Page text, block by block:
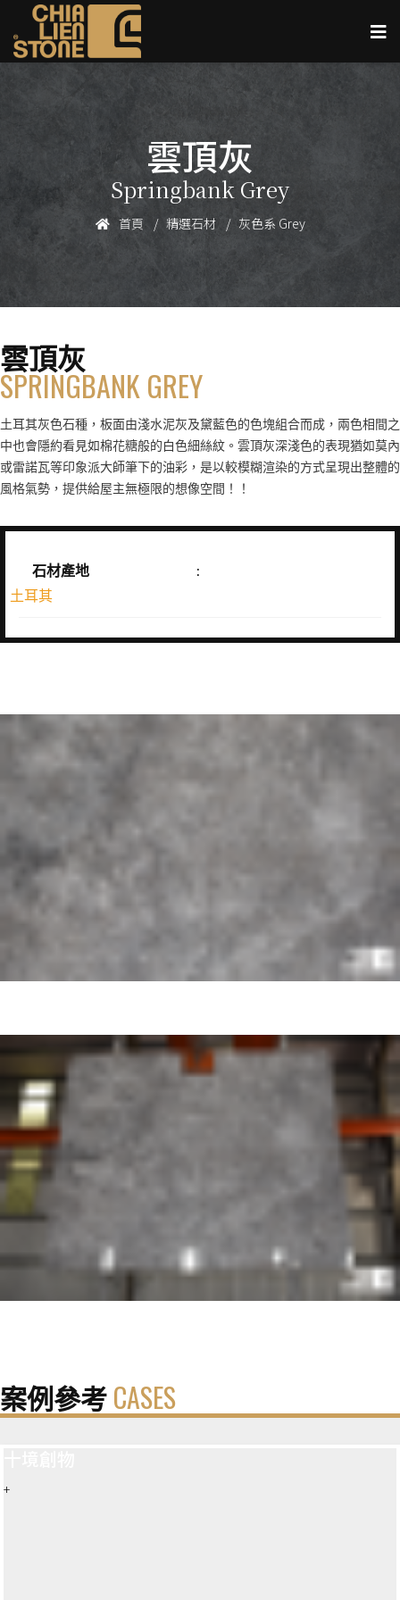
雲頂灰
Springbank Grey
首頁 精選石材 灰色系 Grey
雲頂灰
SPRINGBANK GREY
土耳其灰色石種，板面由淺水泥灰及黛藍色的色塊組合而成，兩色相間之
中也會隱約看見如棉花糖般的白色細絲紋。雲頂灰深淺色的表現猶如莫內
或雷諾瓦等印象派大師筆下的油彩，是以較模糊渲染的方式呈現出整體的
風格氣勢，提供給屋主無極限的想像空間！！
石材產地
:
土耳其
案例參考CASES
+